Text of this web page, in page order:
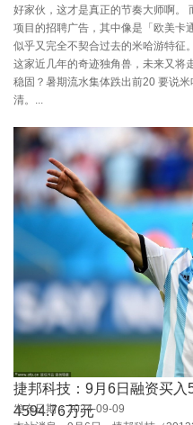
好家伙，这才是真正的节奏大师啊。
项目的招聘广告，其中像是「欧美卡
似乎又完全不契合过去的米哈游特征
这家近几年的奇迹独角兽，未来又将
稳固？暑期流水集体跌出前20 要说
清。...
捷邦科技：9月6日融资买
4594.76万元
发布日期：2024-09-09